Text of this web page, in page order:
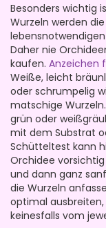
Besonders wichtig
Wurzeln werden
Daher nie
kaufen. Anzeichen
Weiße, leicht
oder schrumpelig
matschige
grün oder
mit dem Substrat
Schütteltest kann
Orchidee
und dann ganz
die Wurzeln
optimal
keinesfalls vom